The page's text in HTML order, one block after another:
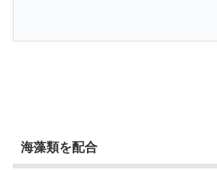
海藻類を配合